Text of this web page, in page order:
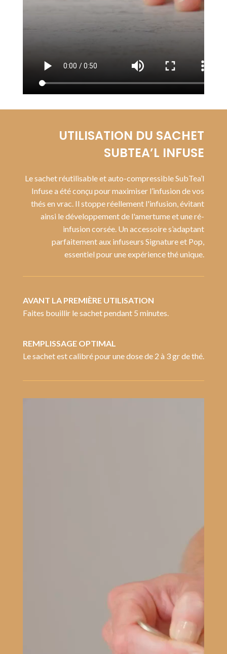
UTILISATION DU SACHET
SUBTEA’L INFUSE
Le sachet réutilisable et auto-compressible SubTea’l
Infuse a été conçu pour maximiser l’infusion de vos
thés en vrac. Il stoppe réellement l'infusion, évitant
ainsi le développement de l'amertume et une ré-
infusion corsée. Un accessoire s’adaptant
parfaitement aux infuseurs Signature et Pop,
essentiel pour une expérience thé unique.
AVANT LA PREMIÈRE UTILISATION
Faites bouillir le sachet pendant 5 minutes.
REMPLISSAGE OPTIMAL
Le sachet est calibré pour une dose de 2 à 3 gr de thé.